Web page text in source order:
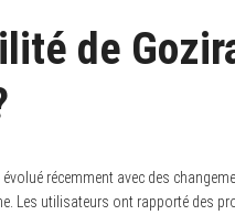
de
évolué récemment avec des
Les utilisateurs ont rapporté des